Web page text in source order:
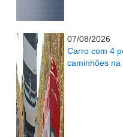
07/08/2026
Carro com 4
caminhões